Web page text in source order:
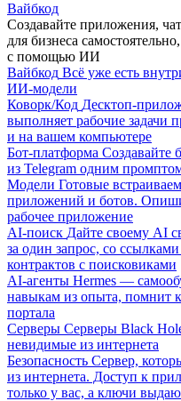
Вайбкод
Создавайте приложения,
для бизнеса
с помощью ИИ
Вайбкод Всё уже есть
ИИ-модели
Коворк/Код Десктоп-
выполняет рабочие задачи
и на вашем компьютере
Бот-платформа Создавайте
из Telegram одним
Модели Готовые
приложений и ботов.
рабочее приложение
AI-поиск Дайте своему AI
за один запрос, со
контрактов с поисковиками
AI-агенты Hermes —
навыкам из опыта, помнит
портала
Серверы Серверы Black
невидимые из интернета
Безопасность Сервер,
из интернета. Доступ к
только у вас, а ключи